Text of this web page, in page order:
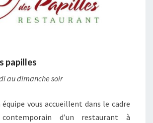
papilles
au dimanche soir
vous accueillent dans le cadre
d’un restaurant à